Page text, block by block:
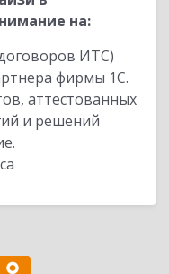
на:
ИТС)
фирмы 1С.
аттестованных
и решений